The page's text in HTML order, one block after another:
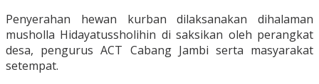
Penyerahan hewan kurban dilaksanakan dihalaman
musholla Hidayatussholihin di saksikan oleh perangkat
desa, pengurus ACT Cabang Jambi serta masyarakat
setempat.